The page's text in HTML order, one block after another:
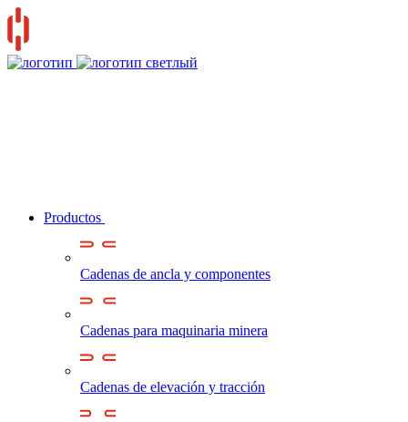
Productos
Cadenas de ancla y componentes
Cadenas para maquinaria minera
Cadenas de elevación y tracción